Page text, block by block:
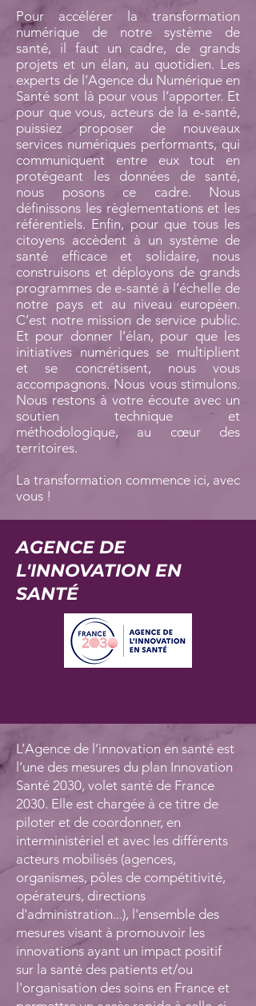
Pour accélérer la transformation
numérique de notre système de
santé, il faut un cadre, de grands
projets et un élan, au quotidien. Les
experts de l’Agence du Numérique en
Santé sont là pour vous l’apporter. Et
pour que vous, acteurs de la e-santé,
puissiez proposer de nouveaux
services numériques performants, qui
communiquent entre eux tout en
protégeant les données de santé,
nous posons ce cadre. Nous
définissons les règlementations et les
référentiels. Enfin, pour que tous les
citoyens accèdent à un système de
santé efficace et solidaire, nous
construisons et déployons de grands
programmes de e-santé à l’échelle de
notre pays et au niveau européen.
C’est notre mission de service public.
Et pour donner l’élan, pour que les
initiatives numériques se multiplient
et se concrétisent, nous vous
accompagnons. Nous vous stimulons.
Nous restons à votre écoute avec un
soutien technique et
méthodologique, au cœur des
territoires.
La transformation commence ici, avec
vous !
AGENCE DE
L'INNOVATION EN
SANTÉ
L’Agence de l’innovation en santé est
l’une des mesures du plan Innovation
Santé 2030, volet santé de France
2030. Elle est chargée à ce titre de
piloter et de coordonner, en
interministériel et avec les différents
acteurs mobilisés (agences,
organismes, pôles de compétitivité,
opérateurs, directions
d'administration...), l'ensemble des
mesures visant à promouvoir les
innovations ayant un impact positif
sur la santé des patients et/ou
l'organisation des soins en France et